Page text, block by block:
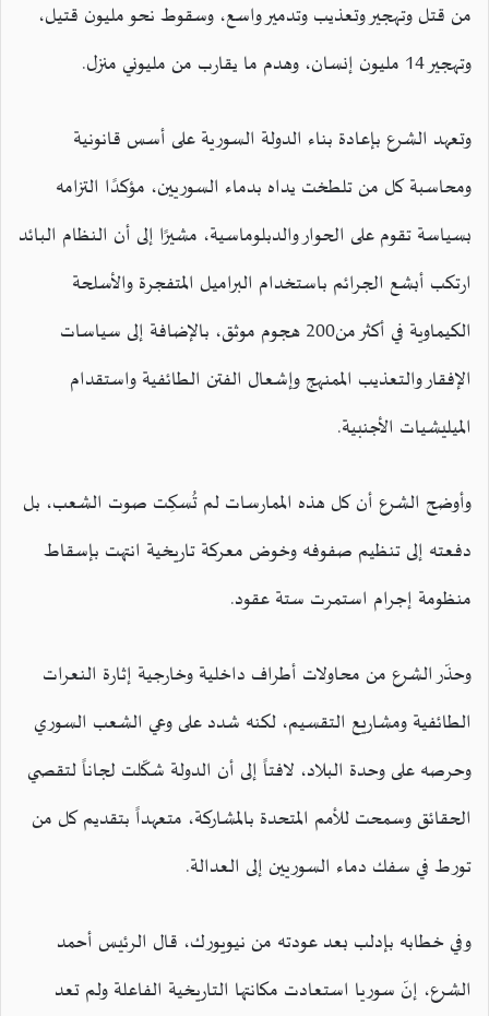
من قتل وتهجير وتعذيب وتدمير واسع، وسقوط نحو مليون قتيل،
وتهجير 14 مليون إنسان، وهدم ما يقارب من مليوني منزل.
وتعهد الشرع بإعادة بناء الدولة السورية على أسس قانونية
ومحاسبة كل من تلطخت يداه بدماء السوريين، مؤكدًا التزامه
بسياسة تقوم على الحوار والدبلوماسية، مشيرًا إلى أن النظام البائد
ارتكب أبشع الجرائم باستخدام البراميل المتفجرة والأسلحة
الكيماوية في أكثر من200 هجوم موثق، بالإضافة إلى سياسات
الإفقار والتعذيب الممنهج وإشعال الفتن الطائفية واستقدام
الميليشيات الأجنبية.
وأوضح الشرع أن كل هذه الممارسات لم تُسكِت صوت الشعب، بل
دفعته إلى تنظيم صفوفه وخوض معركة تاريخية انتهت بإسقاط
منظومة إجرام استمرت ستة عقود.
وحذّر الشرع من محاولات أطراف داخلية وخارجية إثارة النعرات
الطائفية ومشاريع التقسيم، لكنه شدد على وعي الشعب السوري
وحرصه على وحدة البلاد، لافتاً إلى أن الدولة شكّلت لجاناً لتقصي
الحقائق وسمحت للأمم المتحدة بالمشاركة، متعهداً بتقديم كل من
تورط في سفك دماء السوريين إلى العدالة.
وفي خطابه بإدلب بعد عودته من نيويورك، قال الرئيس أحمد
الشرع، إنّ سوريا استعادت مكانتها التاريخية الفاعلة ولم تعد